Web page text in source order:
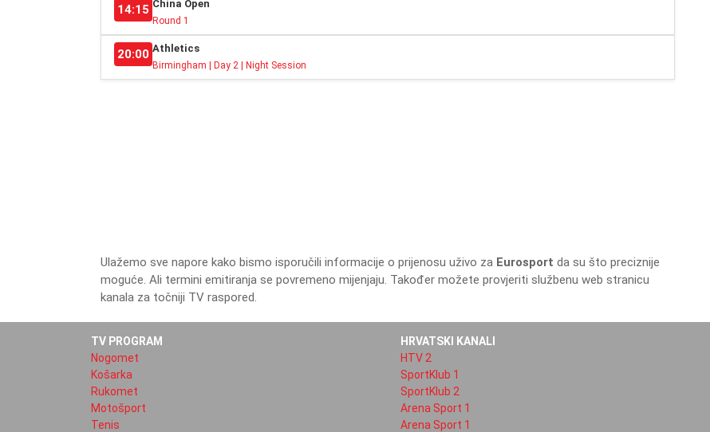
14:15 China Open
Round 1
20:00 Athletics
Birmingham | Day 2 | Night Session
Ulažemo sve napore kako bismo isporučili informacije o prijenosu uživo za Eurosport da su što preciznije
moguće. Ali termini emitiranja se povremeno mijenjaju. Također možete provjeriti službenu web stranicu
kanala za točniji TV raspored.
TV PROGRAM
Nogomet
Košarka
Rukomet
Motošport
Tenis
HRVATSKI KANALI
HTV 2
SportKlub 1
SportKlub 2
Arena Sport 1
Arena Sport 1